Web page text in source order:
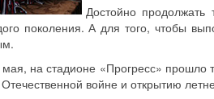
Достойно
поколения. А для того, чтобы
на стадионе «Прогресс» прошло
войне и открытию